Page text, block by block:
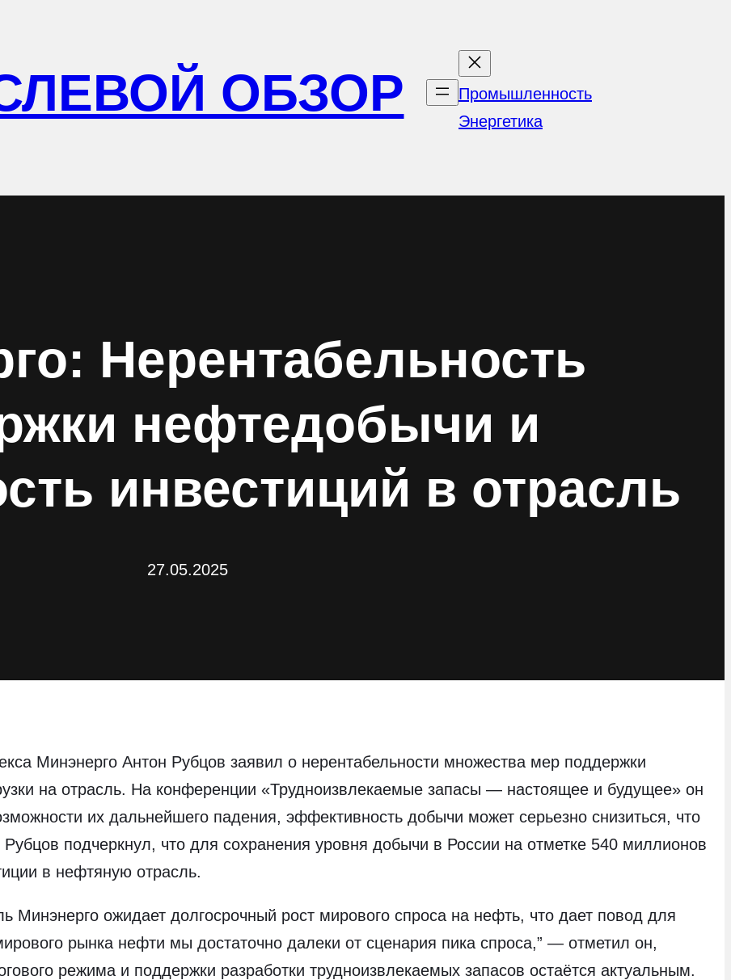
ОБЗОР
Промышленность
Энергетика
Нерентабельность
нефтедобычи и
инвестиций в отрасль
27.05.2025
Минэнерго Антон Рубцов заявил о нерентабельности множества мер поддержки
на отрасль. На конференции «Трудноизвлекаемые запасы — настоящее и будущее» он
их дальнейшего падения, эффективность добычи может серьезно снизиться, что
подчеркнул, что для сохранения уровня добычи в России на отметке 540 миллионов
в нефтяную отрасль.
Минэнерго ожидает долгосрочный рост мирового спроса на нефть, что дает повод для
рынка нефти мы достаточно далеки от сценария пика спроса,” — отметил он,
режима и поддержки разработки трудноизвлекаемых запасов остаётся актуальным.